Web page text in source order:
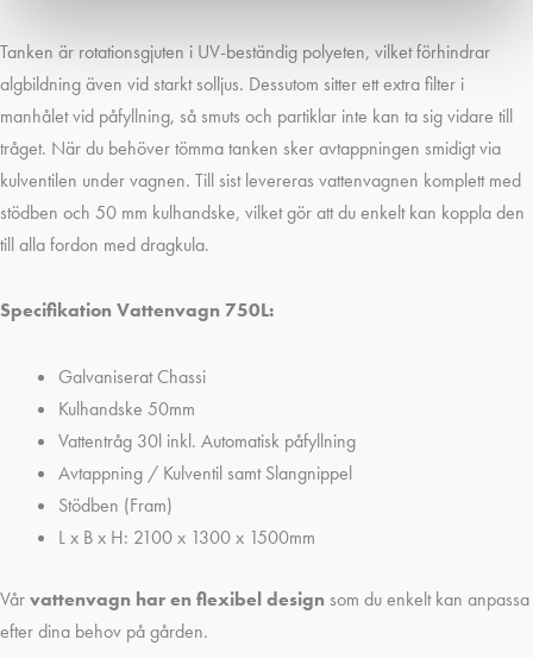
Tanken är rotationsgjuten i UV-beständig polyeten, vilket förhindrar
algbildning även vid starkt solljus. Dessutom sitter ett extra filter i
manhålet vid påfyllning, så smuts och partiklar inte kan ta sig vidare till
tråget. När du behöver tömma tanken sker avtappningen smidigt via
kulventilen under vagnen. Till sist levereras vattenvagnen komplett med
stödben och 50 mm kulhandske, vilket gör att du enkelt kan koppla den
till alla fordon med dragkula.
Specifikation Vattenvagn 750L:
Galvaniserat Chassi
Kulhandske 50mm
Vattentråg 30l inkl. Automatisk påfyllning
Avtappning / Kulventil samt Slangnippel
Stödben (Fram)
L x B x H: 2100 x 1300 x 1500mm
Vårvattenvagn har en flexibel design som du enkelt kan anpassa
efter dina behov på gården.